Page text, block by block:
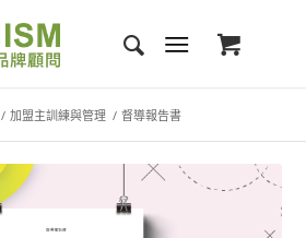
/ 加盟主訓練與管理 / 督導報告書